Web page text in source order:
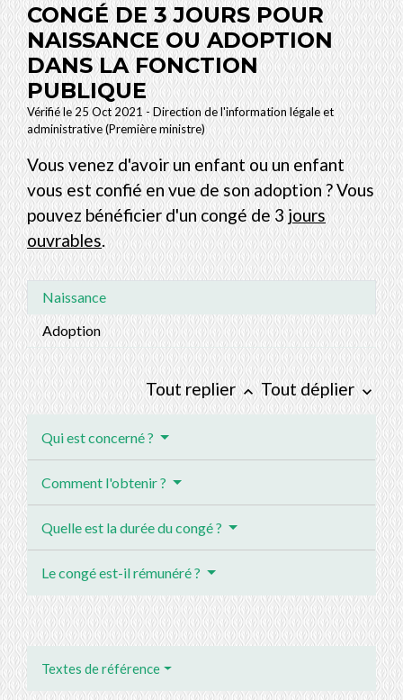
CONGÉ DE 3 JOURS POUR
NAISSANCE OU ADOPTION
DANS LA FONCTION
PUBLIQUE
Vérifié le 25 Oct 2021 - Direction de l'information légale et
administrative (Première ministre)
Vous venez d'avoir un enfant ou un enfant
vous est confié en vue de son adoption ? Vous
pouvez bénéficier d'un congé de 3jours
ouvrables.
Naissance
Adoption
Tout replier keyboard_arrow_up Tout déplier keyboard_arrow_down
Qui est concerné ?
Comment l'obtenir ?
Quelle est la durée du congé ?
Le congé est-il rémunéré ?
Textes de référence